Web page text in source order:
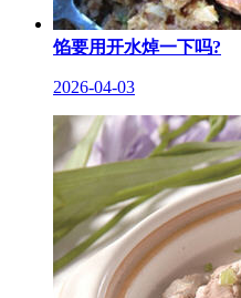
馅要用开水焯一下吗?
2026-04-03